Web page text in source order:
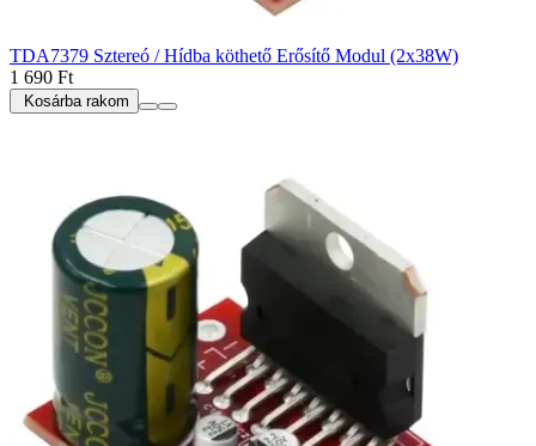
TDA7379 Sztereó / Hídba köthető Erősítő Modul (2x38W)
1 690 Ft
Kosárba rakom